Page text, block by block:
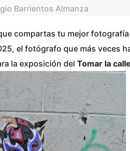
Barrientos Almanza
compartas tu mejor
el fotógrafo que más veces
la exposición del Tomar la